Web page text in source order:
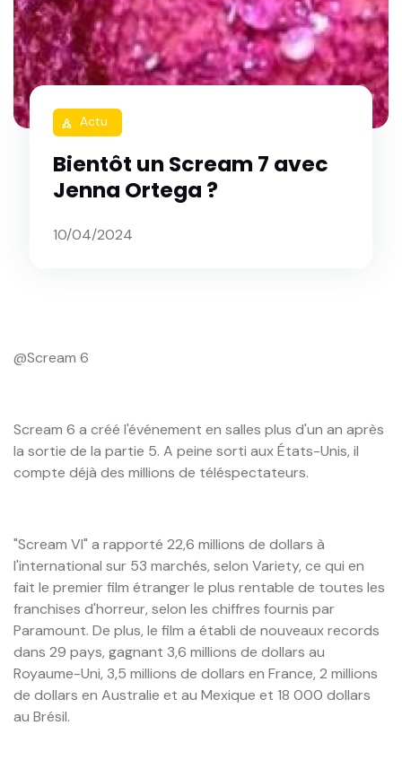
rocket Actu
Bientôt un Scream 7 avec
Jenna Ortega ?
10/04/2024
@Scream 6
Scream 6 a créé l'événement en salles plus d'un an après
la sortie de la partie 5. A peine sorti aux États-Unis, il
compte déjà des millions de téléspectateurs.
"Scream VI" a rapporté 22,6 millions de dollars à
l'international sur 53 marchés, selon Variety, ce qui en
fait le premier film étranger le plus rentable de toutes les
franchises d'horreur, selon les chiffres fournis par
Paramount. De plus, le film a établi de nouveaux records
dans 29 pays, gagnant 3,6 millions de dollars au
Royaume-Uni, 3,5 millions de dollars en France, 2 millions
de dollars en Australie et au Mexique et 18 000 dollars
au Brésil.